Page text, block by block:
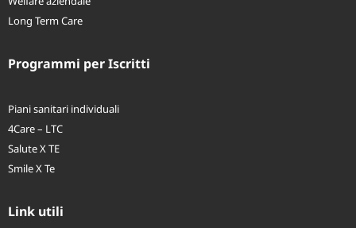
Long Term Care
Programmi per Iscritti
Link utili